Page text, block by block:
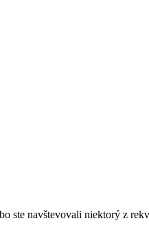
ste navštevovali niektorý z